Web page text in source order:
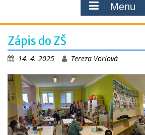
Menu
Zápis do ZŠ
14. 4. 2025 Tereza Vorlová